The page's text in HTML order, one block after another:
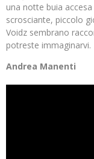
una notte buia
scrosciante, piccolo
Voidz sembrano
potreste immaginarvi.
Andrea Manenti